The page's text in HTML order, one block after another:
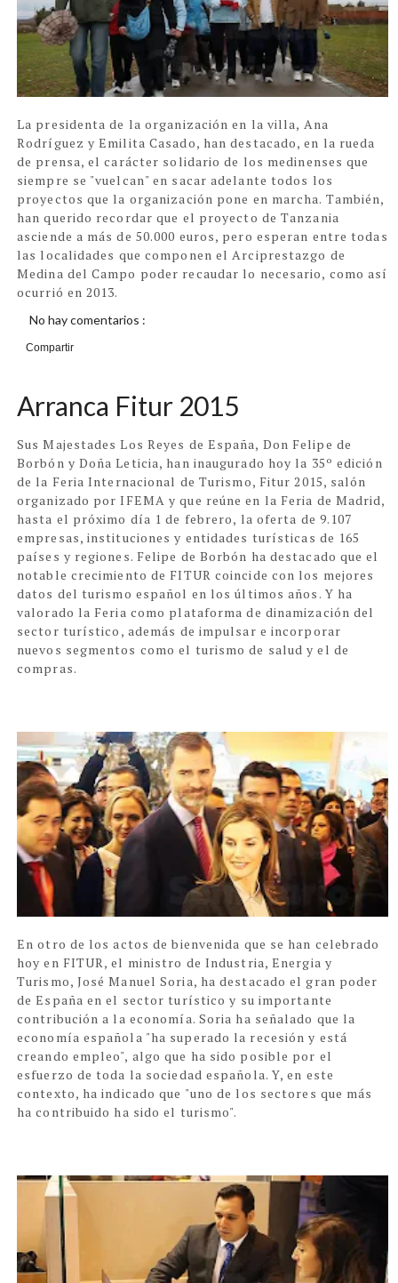
La presidenta de la organización en la villa, Ana
Rodríguez y Emilita Casado, han destacado, en la rueda
de prensa, el carácter solidario de los medinenses que
siempre se "vuelcan" en sacar adelante todos los
proyectos que la organización pone en marcha. También,
han querido recordar que el proyecto de Tanzania
asciende a más de 50.000 euros, pero esperan entre todas
las localidades que componen el Arciprestazgo de
Medina del Campo poder recaudar lo necesario, como así
ocurrió en 2013.
No hay comentarios :
Compartir
Arranca Fitur 2015
Sus Majestades Los Reyes de España, Don Felipe de
Borbón y Doña Leticia, han inaugurado hoy la 35º edición
de la Feria Internacional de Turismo, Fitur 2015, salón
organizado por IFEMA y que reúne en la Feria de Madrid,
hasta el próximo día 1 de febrero, la oferta de 9.107
empresas, instituciones y entidades turísticas de 165
países y regiones. Felipe de Borbón ha destacado que el
notable crecimiento de FITUR coincide con los mejores
datos del turismo español en los últimos años. Y ha
valorado la Feria como plataforma de dinamización del
sector turístico, además de impulsar e incorporar
nuevos segmentos como el turismo de salud y el de
compras.
En otro de los actos de bienvenida que se han celebrado
hoy en FITUR, el ministro de Industria, Energia y
Turismo, José Manuel Soria, ha destacado el gran poder
de España en el sector turístico y su importante
contribución a la economía. Soria ha señalado que la
economía española "ha superado la recesión y está
creando empleo", algo que ha sido posible por el
esfuerzo de toda la sociedad española. Y, en este
contexto, ha indicado que "uno de los sectores que más
ha contribuido ha sido el turismo".